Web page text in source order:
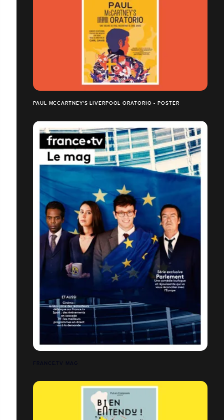
PAUL MCCARTNEY'S LIVERPOOL ORATORIO - POSTER